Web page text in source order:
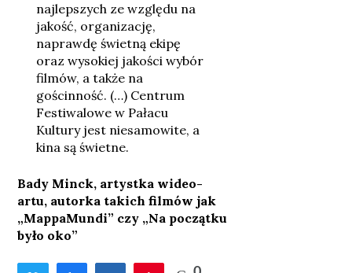
najlepszych ze względu na
jakość, organizację,
naprawdę świetną ekipę
oraz wysokiej jakości wybór
filmów, a także na
gościnność. (…) Centrum
Festiwalowe w Pałacu
Kultury jest niesamowite, a
kina są świetne.
Bady Minck, artystka wideo-
artu, autorka takich filmów jak
„MappaMundi” czy „Na początku
było oko”